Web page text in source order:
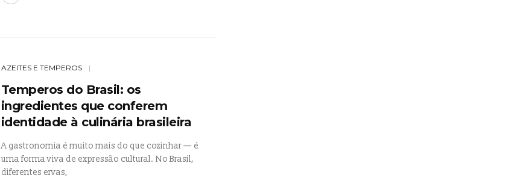
AZEITES E TEMPEROS
Temperos do Brasil: os
ingredientes que conferem
identidade à culinária brasileira
A gastronomia é muito mais do que cozinhar — é
uma forma viva de expressão cultural. No Brasil,
diferentes ervas,